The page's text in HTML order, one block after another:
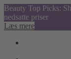
Beauty Top Picks:
nedsatte priser
Læs mere